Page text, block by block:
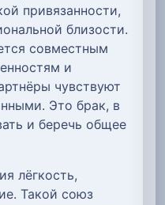
привязанности,
близости.
совместным
и
чувствуют
Это брак, в
и беречь общее
лёгкость,
Такой союз